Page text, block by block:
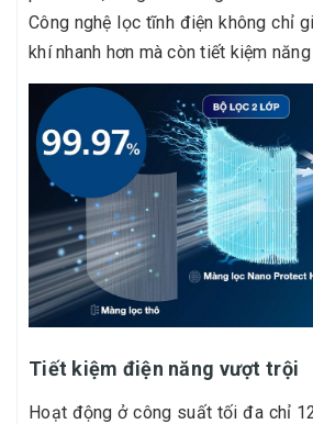
Công nghệ lọc tĩnh điện không chỉ
khí nhanh hơn mà còn tiết kiệm
Tiết kiệm điện năng vượt trội
Hoạt động ở công suất tối đa chỉ